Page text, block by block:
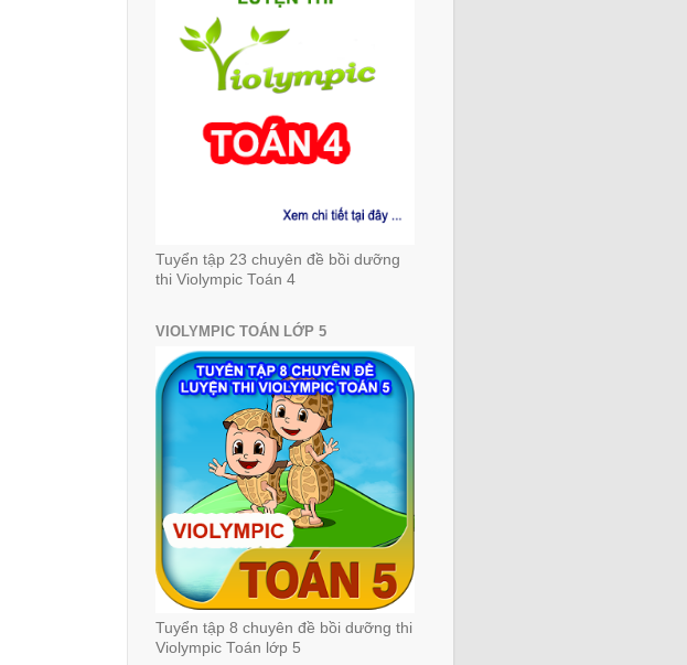
Tuyển tập 23 chuyên đề bồi dưỡng
thi Violympic Toán 4
VIOLYMPIC TOÁN LỚP 5
Tuyển tập 8 chuyên đề bồi dưỡng thi
Violympic Toán lớp 5